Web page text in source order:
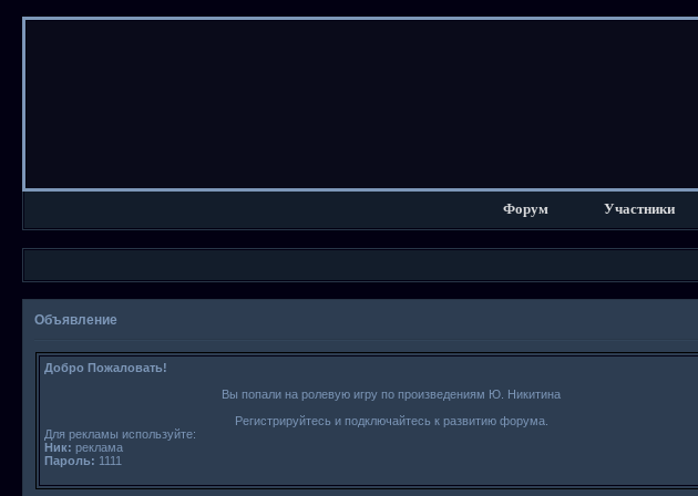
Форум Участники
Объявление
Добро Пожаловать!
Вы попали на ролевую игру по произведениям Ю. Никитина
Регистрируйтесь и подключайтесь к развитию форума.
Для рекламы используйте:
Ник: реклама
Пароль: 1111